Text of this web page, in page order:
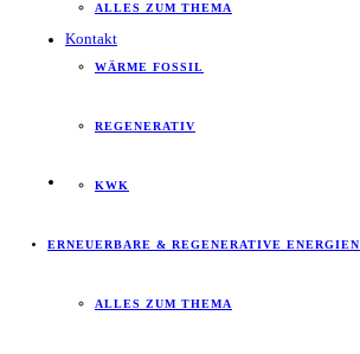
Kontakt
ALLES ZUM THEMA
WÄRME FOSSIL
REGENERATIV
KWK
ERNEUERBARE & REGENERATIVE ENERGIEN
ALLES ZUM THEMA